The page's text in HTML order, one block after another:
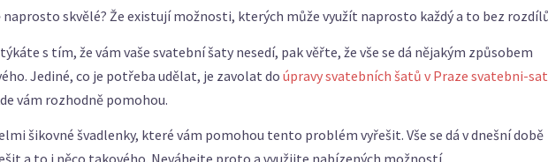
naprosto skvělé? Že existují možnosti, kterých může využít naprosto každý a to bez
s tím, že vám vaše svatební šaty nesedí, pak věřte, že vše se dá nějakým způsobem
Jediné, co je potřeba udělat, je zavolat do úpravy svatebních šatů v Praze svatebni-
vám rozhodně pomohou.
šikovné švadlenky, které vám pomohou tento problém vyřešit. Vše se dá v dnešní době
a to i něco takového. Neváhejte proto a využijte nabízených možností.